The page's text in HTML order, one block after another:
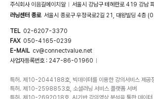
주식회사 이음길에이치알
서울시 강남구 테헤란로 419 강남
러닝센터 종로 서울시 종로구 우정국로2길 21, 대왕빌딩 4층
TEL 02-6207-3370
FAX 050-4165-0239
E-MAIL cv@connectvalue.net
사업자등록번호 : 247-86-01960
특허. 제10-2044188호, 빅데이터를 이용한 강의서비스 제공
특허. 제10-2598853호, 소셜러닝 서비스 플랫폼 서버
특허. 제10-2692018호, AI기반 강의영상 분석을 통한 데이터